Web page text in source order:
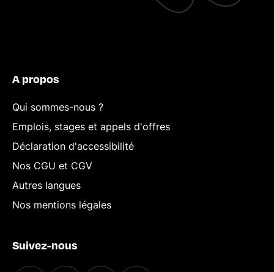
A propos
Qui sommes-nous ?
Emplois, stages et appels d'offres
Déclaration d'accessibilité
Nos CGU et CGV
Autres langues
Nos mentions légales
Suivez-nous